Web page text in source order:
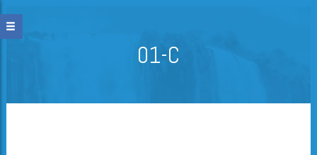
01-C